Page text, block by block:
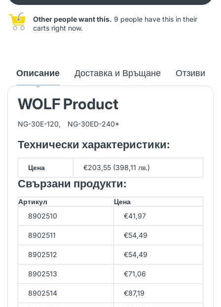
Other people want this. 9 people have this in their
carts right now.
Описание Доставка и Връщане Отзиви
WOLF Product
NG-30E-120, NG-30ED-240*
Технически характеристики:
Цена €203,55 (398,11 лв.)
Свързани продукти:
Артикул
Цена
8902510
€41,97
8902511 €54,49
8902512 €54,49
8902513 €71,06
8902514 €87,19